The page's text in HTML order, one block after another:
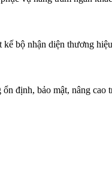
bộ nhận diện thương hiệu
định, bảo mật, nâng cao